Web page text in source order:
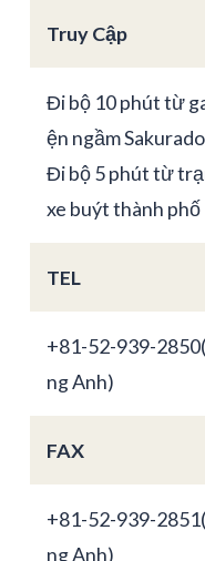
Truy Cập
Đi bộ 10 phút từ
ện ngầm
Đi bộ 5 phút từ
xe buýt thành phố
TEL
+81-52-939-
ng Anh)
FAX
+81-52-939-
ng Anh)